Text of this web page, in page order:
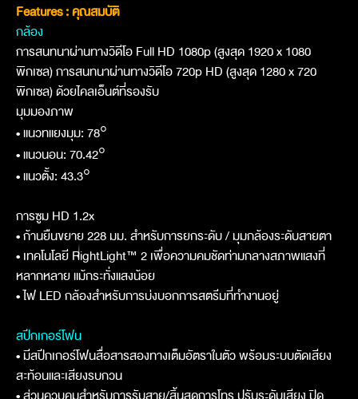
Features : คุณสมบัติ
กล้อง
การสนทนาผ่านทางวิดีโอ Full HD 1080p (สูงสุด 1920 x 1080
พิกเซล) การสนทนาผ่านทางวิดีโอ 720p HD (สูงสุด 1280 x 720
พิกเซล) ด้วยไคลเอ็นต์ที่รองรับ
มุมมองภาพ
• แนวทแยงมุม: 78°
• แนวนอน: 70.42°
• แนวตั้ง: 43.3°
การซูม HD 1.2x
• ก้านยืนขยาย 228 มม. สำหรับการยกระดับ / มุมกล้องระดับสายตา
• เทคโนโลยี RightLight™ 2 เพื่อความคมชัดท่ามกลางสภาพแสงที่
หลากหลาย แม้กระทั่งแสงน้อย
• ไฟ LED กล้องสำหรับการบ่งบอกการสตรีมที่ทำงานอยู่
สปีกเกอร์โฟน
• มีสปีกเกอร์โฟนสื่อสารสองทางเต็มอัตราในตัว พร้อมระบบตัดเสียง
สะท้อนและเสียงรบกวน